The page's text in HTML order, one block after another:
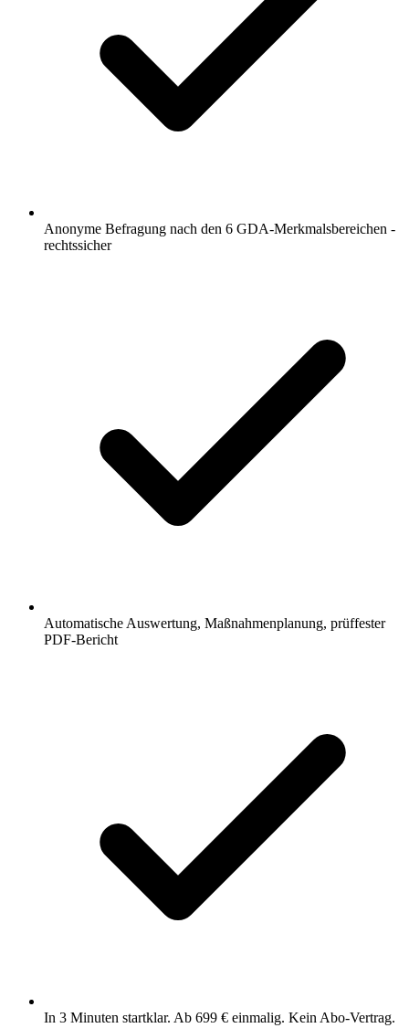
Anonyme Befragung nach den 6 GDA-Merkmalsbereichen -
rechtssicher
Automatische Auswertung, Maßnahmenplanung, prüffester
PDF-Bericht
In 3 Minuten startklar. Ab 699 € einmalig. Kein Abo-Vertrag.